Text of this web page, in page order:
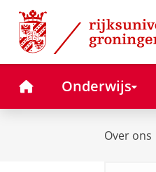
Skip
Content
Skip
Navigation
HomeOnderwijs
Over ons